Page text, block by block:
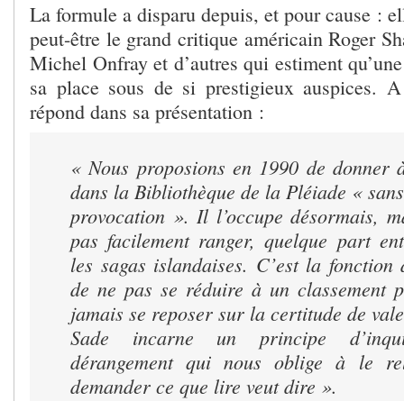
La formule a disparu depuis, et pour cause :
peut-être le grand critique américain Roger
Michel Onfray et d’autres qui estiment
sa place sous de si prestigieux auspices.
répond dans sa présentation :
« Nous proposions en 1990 de donner
dans la Bibliothèque de la Pléiade «
provocation ». Il l’occupe désormais,
pas facilement ranger, quelque part
les sagas islandaises. C’est la
de ne pas se réduire à un classement
jamais se reposer sur la certitude de
Sade incarne un principe
dérangement qui nous oblige à le
demander ce que lire veut dire ».